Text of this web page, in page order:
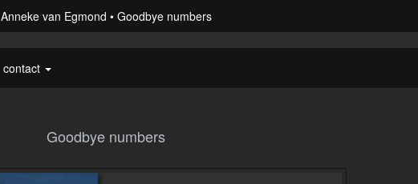
Anneke van Egmond Goodbye numbers
contact
Goodbye numbers